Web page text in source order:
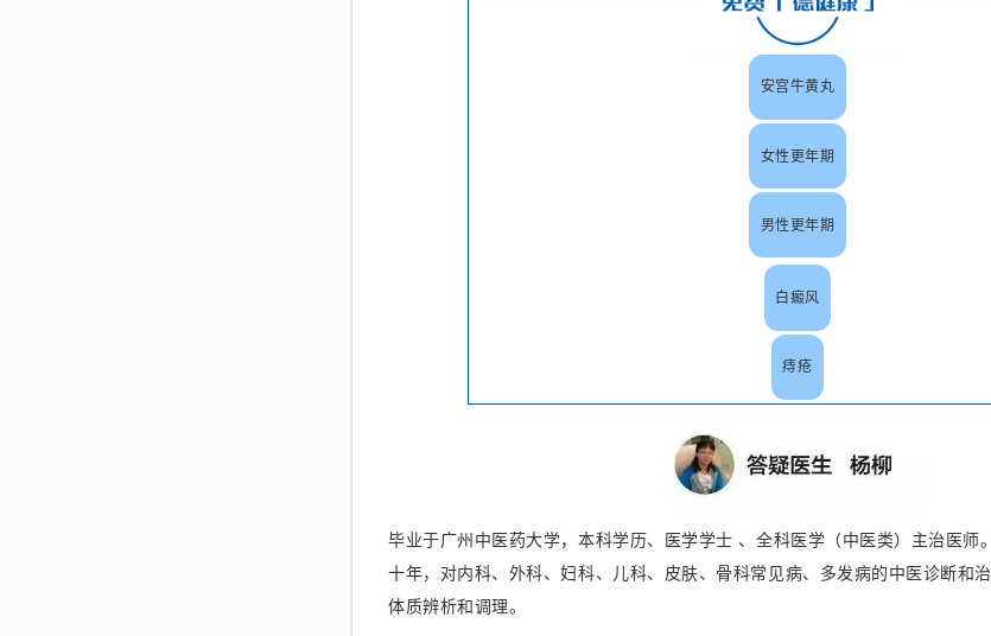
安宫牛黄丸
女性更年期
男性更年期
白癜风
痔疮
毕业于广州中医药大学，本科学历、医学学士 、全科医学（中医类）主治医师
十年，对内科、外科、妇科、儿科、皮肤、骨科常见病、多发病的中医诊断和
体质辨析和调理。